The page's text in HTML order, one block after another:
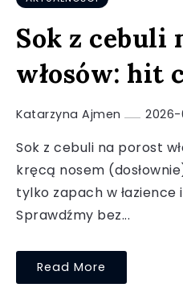
Sok z cebuli
włosów: hit
Katarzyna Ajmen
Sok z cebuli na porost
kręcą nosem
tylko zapach w łazience
Sprawdźmy bez...
Read More